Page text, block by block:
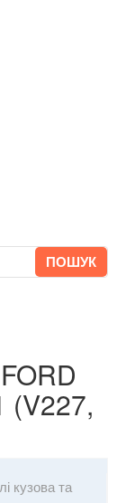
keyboard_arrow_down
keyboard_arrow_down
(V227,
кузова та